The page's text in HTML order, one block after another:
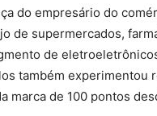
do empresário do
de supermercados,
de
também experimentou
marca de 100 pontos